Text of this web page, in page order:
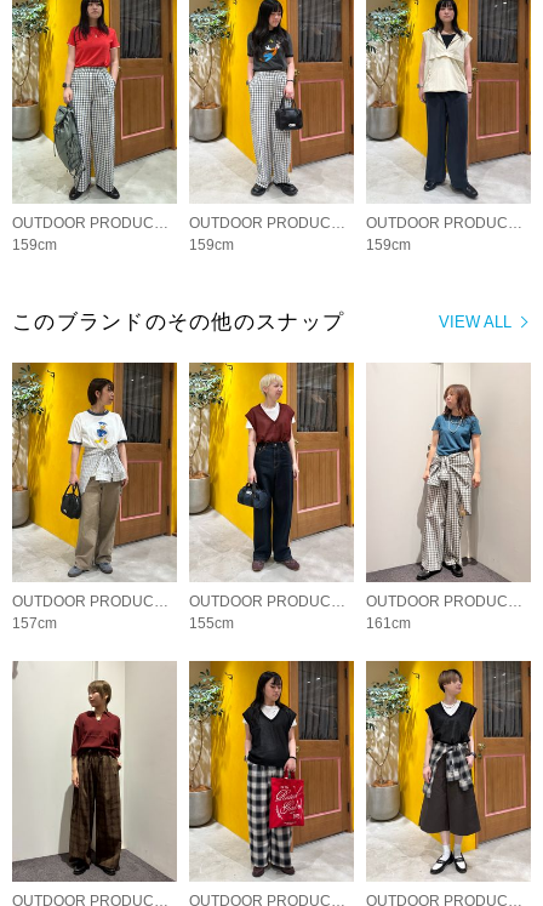
OUTDOOR PRODUCTS Usual Things
159cm
OUTDOOR PRODUCTS Usual Things
159cm
OUTDOOR PRODUCTS Usual Things
159cm
VIEW ALL
このブランドのその他のスナップ
OUTDOOR PRODUCTS Usual Things
157cm
OUTDOOR PRODUCTS Usual Things
155cm
OUTDOOR PRODUCTS Usual Things
161cm